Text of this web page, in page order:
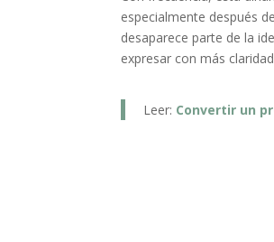
especialmente después
desaparece parte de la
expresar con más
Leer: Convertir un